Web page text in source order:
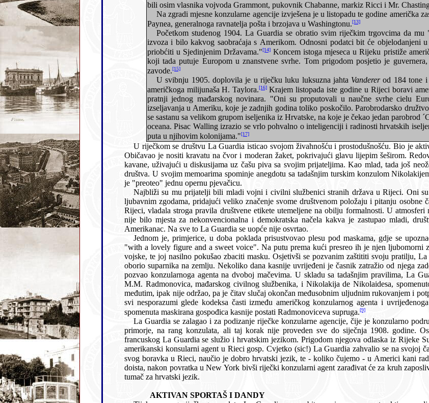
bili osim vlasnika vojvoda Grammont, pukovnik Chabanne, markiz Ricci i
Na zgradi mjesne konzularne agencije izvješena je u listopadu te godine američka zastava na pola koplja zbog smrti sir
Paynea, generalnoga ravnatelja pošta i brzojava u Washingtonu.[13]
Početkom studenog 1904. La Guardia se obratio svim riječkim trgovcima da mu "iznesu svoje želje glede uvoza i
izvoza i bilo kakvog saobraćaja s Amerikom. Odnosni podatci bit će objelodanjeni u konsularnom izvješću koje će se
priobćiti u Sjedinjenim Državama."[14]
koji tada putuje Europom u znanstvene svrhe. Tom prigodom posjetio je guvernera, vojne poglavare i razne gradske
zavode.[15]
U svibnju 1905. doplovila je u riječku luku luksuzna jahta Vandererod 184 tone i
američkoga milijunaša H. Taylora.[16]
pratnji jednog mađarskog novinara. "Oni su proputovali u naučne svrhe cielu Europu osobito proučavajući uzroke
izseljavanja u Ameriku, koje je zadnjih godina toliko poskočilo. Parobrodarsko družtvo Adria dozvalo ih je na Rieku, da
se sastanu sa velikom grupom iseljenika iz Hrvatske, na koje je čekao jedan parobrod ´Cunard Linea´ da ih preveze preko
oceana. Pisac Walling izrazio se vrlo pohvalno o inteligenciji i radinosti hrvatskih iseljenika medju kojima je boravio više
puta u njihovim kolonijama."[17]
U riječkom se društvu La Guardia isticao svojom živahnošću i prostodušnošću. Bio je aktivan sportaš, ljubitelj nogometa i plivanja.
Običavao je nositi kravatu na čvor i moderan žaket, pokrivajući glavu lijepim šeširom. Redovno je posjećivao sale za bilijar i lokalne
kavane, uživajući u diskusijama uz čašu piva sa svojim prijateljima. Kao mlad, tada još neoženjen čovjek, nije se klonio ni ženskoga
društva. U svojim memoarima spominje anegdotu sa tadašnjim turskim konzulom Nikolakijem, poznatim riječkim ženskarom, koji mu
je "preoteo" jednu opernu pjevačicu.
Najbliži su mu prijatelji bili mladi vojni i civilni službenici stranih država u Rijeci. Oni su pak bili uglavnom zaokupljeni vlastitim
ljubavnim zgodama, pridajući veliko značenje svome društvenom položaju i pitanju osobne časti. U čitavoj su Mađarskoj, pa tako i u
Rijeci, vladala stroga pravila društvene etikete utemeljene na obilju formalnosti. U atmosferi napete ukočenosti, ozbiljnosti i nadutosti
nije bilo mjesta za nekonvencionalna i demokratska načela kakva je zastupao mladi, društvenim i klasnim obzirima neopterećeni,
Amerikanac. Na sve to La Guardia se uopće nije osvrtao.
Jednom je, primjerice, u doba poklada prisustvovao plesu pod maskama, gdje se upoznao sa nekom zakrabuljenom gospođicom
"with a lovely figure and a sweet voice". Na putu prema kući presreo ih je njen ljubomorni zaručnik, inače pričuvni časnik mađarske
vojske, te joj nasilno pokušao zbaciti masku. Osjetivši se pozvanim zaštititi svoju pratilju, La Guardia je snažnim udarcem šake u lice
oborio suparnika na zemlju. Nekoliko dana kasnije uvrijeđeni je časnik zatražio od njega zadovoljštinu radi nanesene "uvrede časti" i
pozvao konzularnoga agenta na dvoboj mačevima. U skladu sa tadašnjim pravilima, La Guardija je svojim sekundantima imenovao
M.M. Radmonovica, mađarskog civilnog službenika, i Nikolakija de Nikolaidesa, spomenutog turskog konzula u Rijeci. Dvoboj se,
međutim, ipak nije održao, pa je čitav slučaj okončan međusobnim uljudnim rukovanjem i potpisivanjem dokumenta kojim su izglađeni
svi nesporazumi glede kodeksa časti između američkog konzularnog agenta i uvrijeđenoga mađarskoga časnika. Zanimljivo da će
spomenuta maskirana gospođica kasnije postati Radmonoviceva supruga.[9]
La Guardia se zalagao i za podizanje riječke konzularne agencije, čije je konzularno područje uključivalo Rijeku i čitavo Hrvatsko
primorje, na rang konzulata, ali taj korak nije proveden sve do siječnja 1908. godine. Osim njemačkog, engleskog, talijanskog i
francuskog La Guardia se služio i hrvatskim jezikom. Prigodom njegova odlaska iz Rijeke Supilov je dnevnik zabilježio: "Dosadašnji
amerikanski konsularni agent u Rieci gosp. Cvjetko (sic!) La Guardia zahvalio se na svojoj časti, te se povratio u Ameriku. Za vrieme
svog boravka u Rieci, naučio je dobro hrvatski jezik, te -
doista, nakon povratka u New York bivši riječki konzularni agent zarađivat će za kruh zaposlivši se na Ellis Islandu, pored ostalog, kao
tumač za hrvatski jezik.
AKTIVAN SPORTAŠ I DANDY